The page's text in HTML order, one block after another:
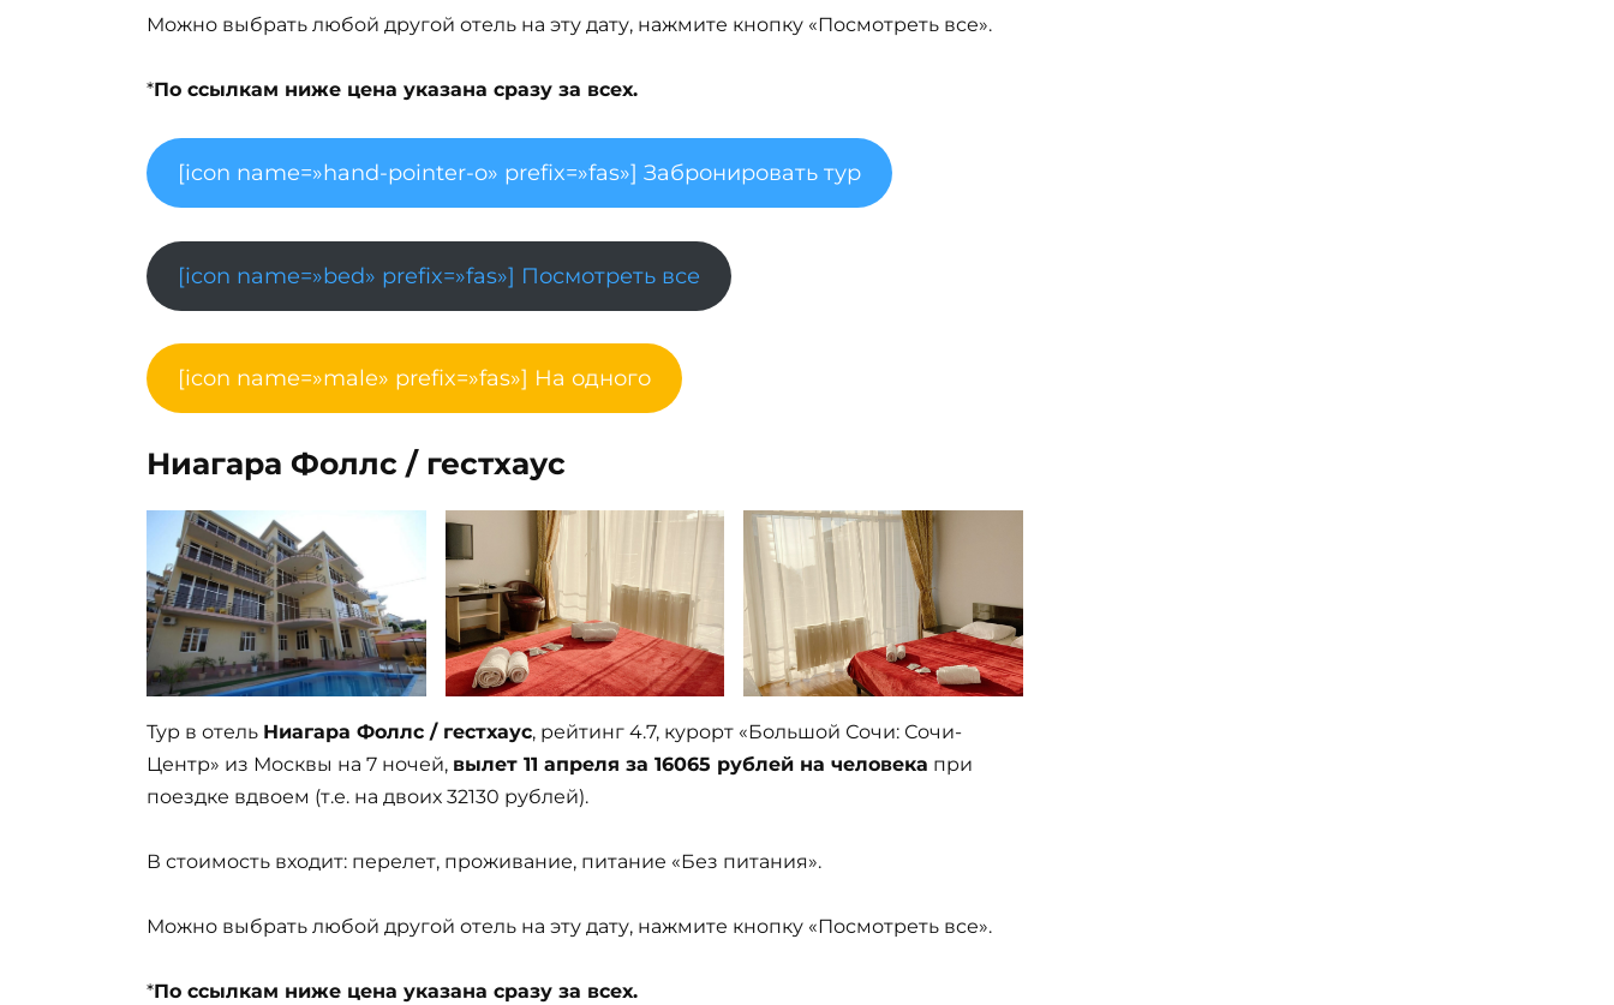
Можно выбрать любой другой отель на эту дату, нажмите кнопку «Посмотреть все».
*По ссылкам ниже цена указана сразу за всех.
[icon name=»hand-pointer-o» prefix=»fas»] Забронировать тур
[icon name=»bed» prefix=»fas»] Посмотреть все
[icon name=»male» prefix=»fas»] На одного
Ниагара Фоллс / гестхаус
Тур в отель Ниагара Фоллс / гестхаус, рейтинг 4.7, курорт «Большой Сочи: Сочи-
Центр» из Москвы на 7 ночей, вылет 11 апреля за 16065 рублей на человека при
поездке вдвоем (т.е. на двоих 32130 рублей).
В стоимость входит: перелет, проживание, питание «Без питания».
Можно выбрать любой другой отель на эту дату, нажмите кнопку «Посмотреть все».
*По ссылкам ниже цена указана сразу за всех.